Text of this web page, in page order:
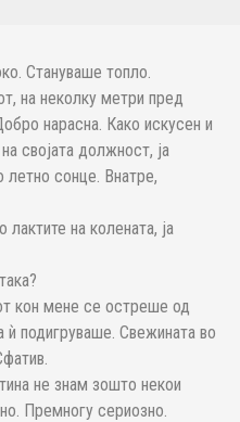
Стануваше топло.
на неколку метри пред
нарасна. Како искусен и
својата должност, ја
летно сонце. Внатре,
на колената, ја
кон мене се остреше од
ѝ подигруваше. Свежината во
не знам зошто некои
Премногу сериозно.